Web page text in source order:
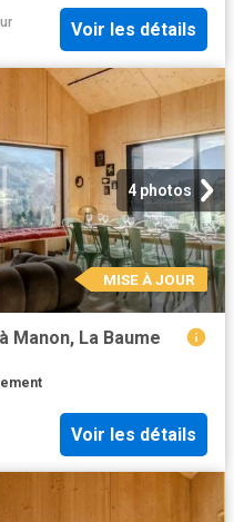
Voir les détails
4 photos
MISE À JOUR
Manon, La Baume
Voir les détails